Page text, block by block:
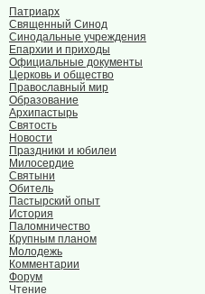
Патриарх
Священный Синод
Синодальные учреждения
Епархии и приходы
Официальные документы
Церковь и общество
Православный мир
Образование
Архипастырь
Святость
Новости
Праздники и юбилеи
Милосердие
Святыни
Обитель
Пастырский опыт
История
Паломничество
Крупным планом
Молодежь
Комментарии
Форум
Чтение